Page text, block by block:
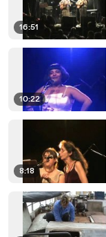
16:51
10:22
8:18